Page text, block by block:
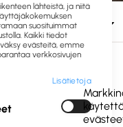
lähteistä, ja niitä
suosituimmat
Kaikki tiedot
evästeitä, emme
verkkosivujen
Lisätietoja